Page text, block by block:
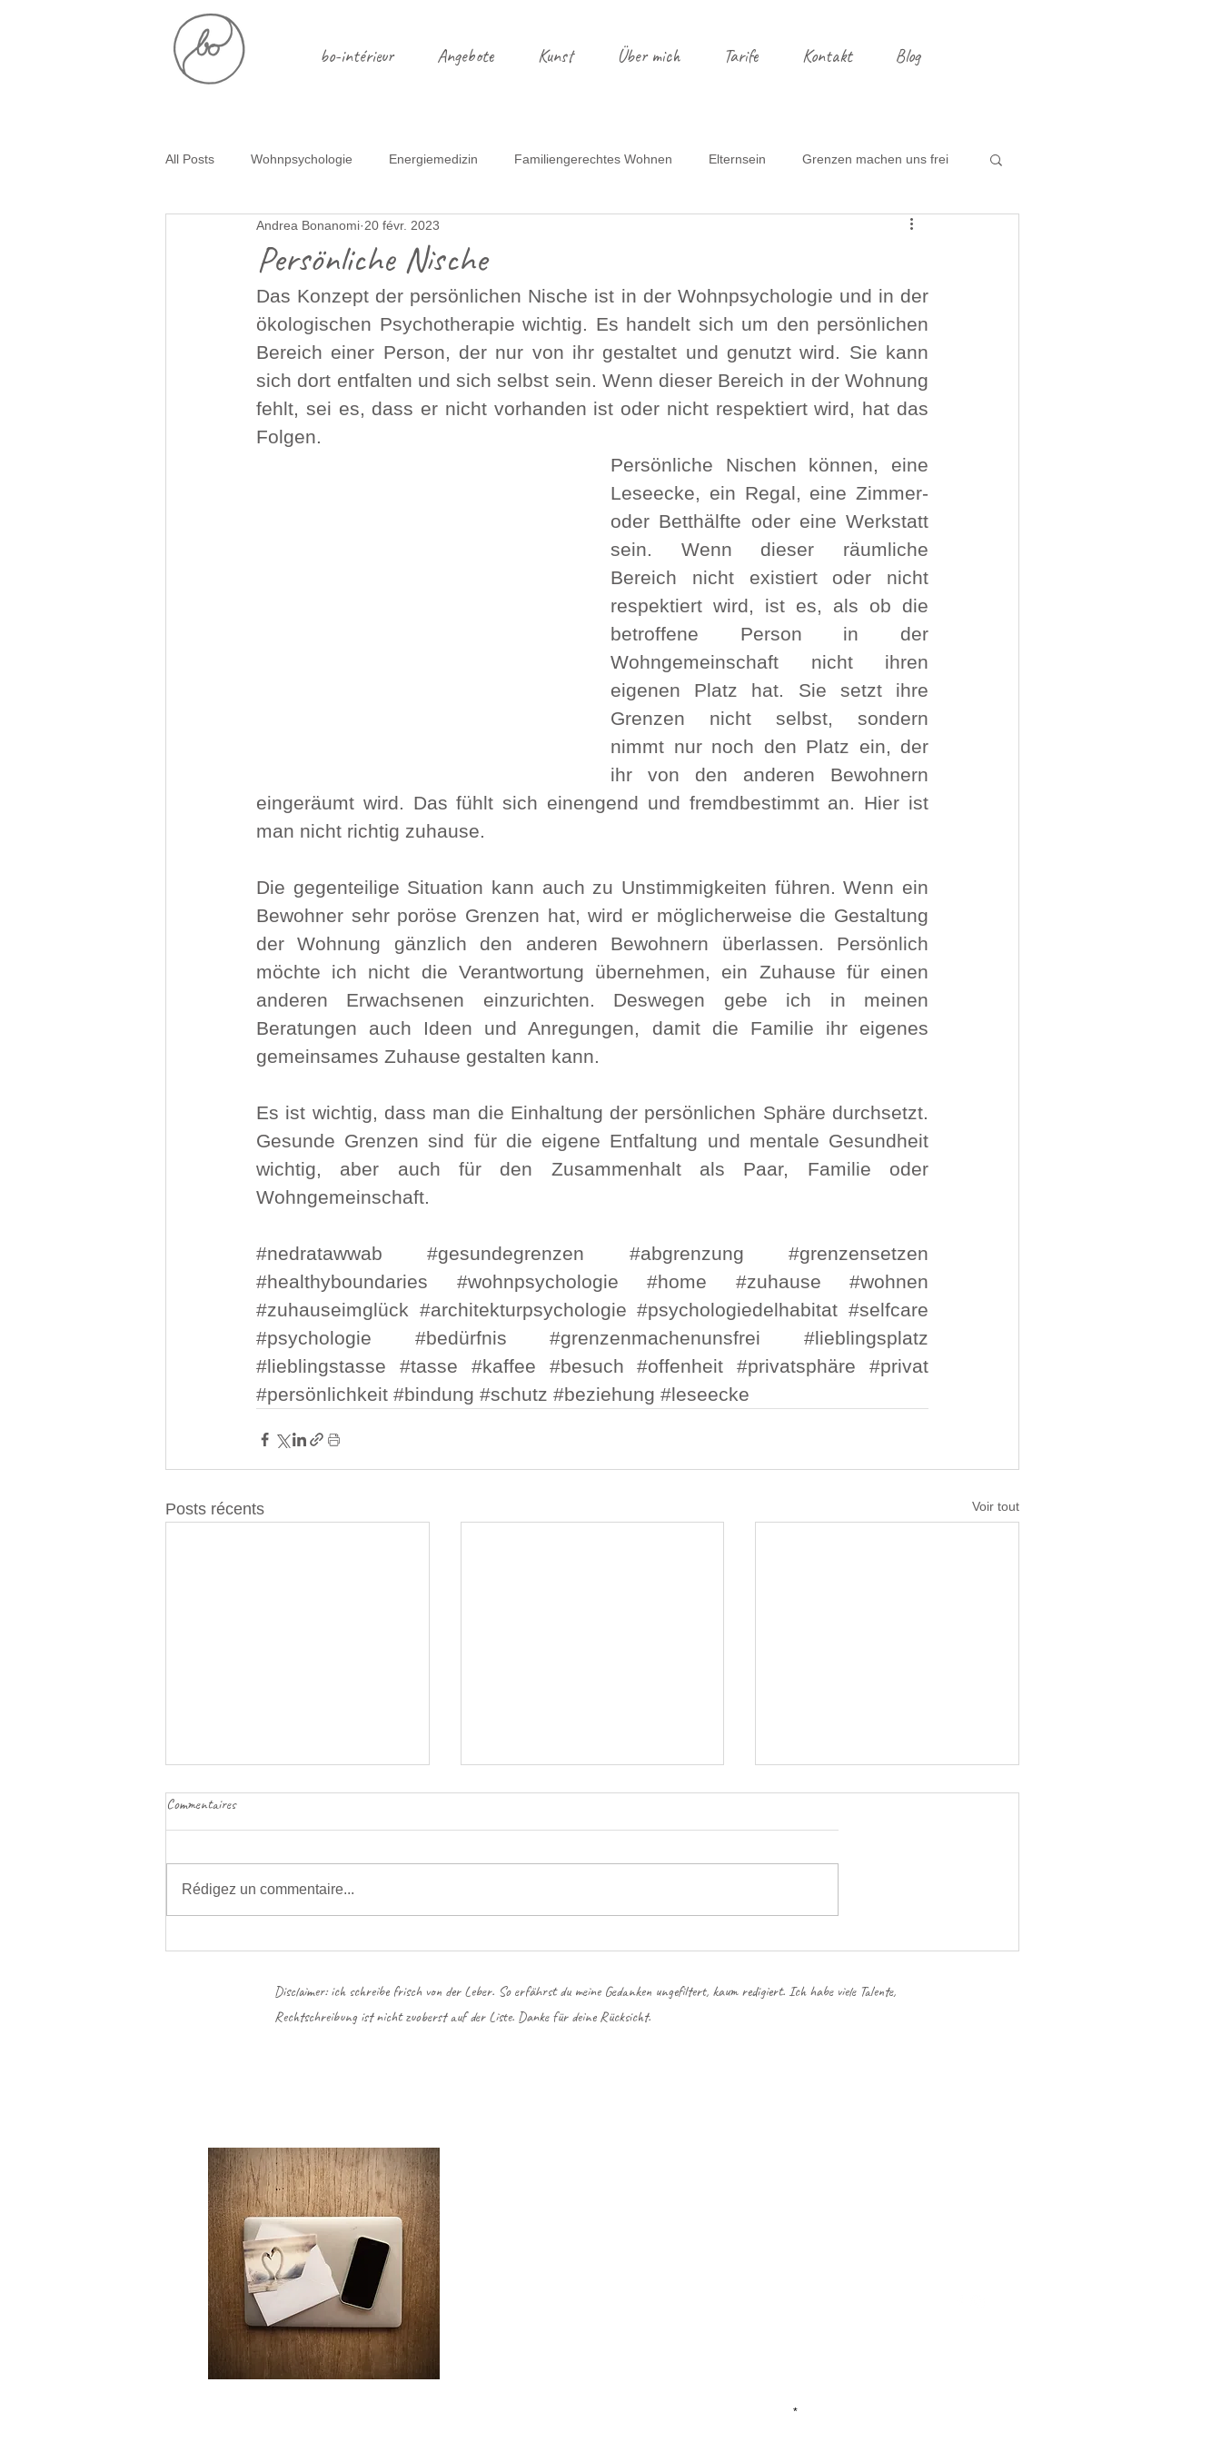
bo-intérieur Angebote Kunst Über mich Tarife Kontakt Blog
All Posts Wohnpsychologie Energiemedizin Familiengerechtes Wohnen Elternsein Grenzen machen uns frei
Glückliche Trennungskinder Essen mit Kindern Entrümpeln
Selbstliebe Simplify Entspannte Mamas Reisebericht
Persönliche Nische
Andrea Bonanomi 20 févr. 2023
Das Konzept der persönlichen Nische ist in der Wohnpsychologie und in der
ökologischen Psychotherapie wichtig. Es handelt sich um den persönlichen
Bereich einer Person, der nur von ihr gestaltet und genutzt wird. Sie kann
sich dort entfalten und sich selbst sein. Wenn dieser Bereich in der Wohnung
fehlt, sei es, dass er nicht vorhanden ist oder nicht respektiert wird, hat das
Folgen.
Persönliche Nischen können, eine
Leseecke, ein Regal, eine Zimmer-
oder Betthälfte oder eine Werkstatt
sein. Wenn dieser räumliche
Bereich nicht existiert oder nicht
respektiert wird, ist es, als ob die
betroffene Person in der
Wohngemeinschaft nicht ihren
eigenen Platz hat. Sie setzt ihre
Grenzen nicht selbst, sondern
nimmt nur noch den Platz ein, der
ihr von den anderen Bewohnern
eingeräumt wird. Das fühlt sich einengend und fremdbestimmt an. Hier ist
man nicht richtig zuhause.
Die gegenteilige Situation kann auch zu Unstimmigkeiten führen. Wenn ein
Bewohner sehr poröse Grenzen hat, wird er möglicherweise die Gestaltung
der Wohnung gänzlich den anderen Bewohnern überlassen. Persönlich
möchte ich nicht die Verantwortung übernehmen, ein Zuhause für einen
anderen Erwachsenen einzurichten. Deswegen gebe ich in meinen
Beratungen auch Ideen und Anregungen, damit die Familie ihr eigenes
gemeinsames Zuhause gestalten kann.
Es ist wichtig, dass man die Einhaltung der persönlichen Sphäre durchsetzt.
Gesunde Grenzen sind für die eigene Entfaltung und mentale Gesundheit
wichtig, aber auch für den Zusammenhalt als Paar, Familie oder
Wohngemeinschaft.
#nedratawwab #gesundegrenzen #abgrenzung
#grenzensetzen
#healthyboundaries
#wohnpsychologie #home #zuhause
#wohnen
#zuhauseimglück #architekturpsychologie #psychologiedelhabitat #selfcare
#psychologie
#bedürfnis #grenzenmachenunsfrei
#lieblingsplatz
#lieblingstasse
#tasse #kaffee #besuch #offenheit #privatsphäre
#privat
#persönlichkeit #bindung #schutz #beziehung #leseecke
Posts récents Voir tout
Putzen und Liebe
Wie wär’s wenn wir dieses Jahr
Freundschaft und der Liebe.
Zum Glück ...
Commentaires
Rédigez un commentaire...
Disclaimer: ich schreibe frisch von der Leber. So erfährst du meine Gedanken ungefiltert, kaum redigiert. Ich habe viele Talente,
Rechtschreibung ist nicht zuoberst auf der Liste. Danke für deine Rücksicht.